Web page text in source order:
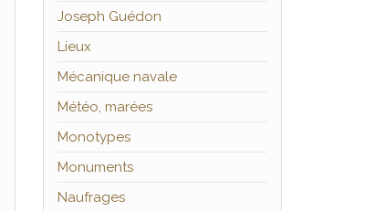
Joseph Guédon
Lieux
Mécanique navale
Météo, marées
Monotypes
Monuments
Naufrages